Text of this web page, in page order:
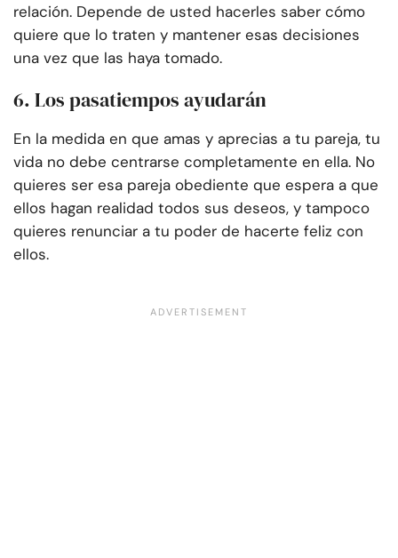
relación. Depende de usted hacerles saber cómo
quiere que lo traten y mantener esas decisiones
una vez que las haya tomado.
6. Los pasatiempos ayudarán
En la medida en que amas y aprecias a tu pareja, tu
vida no debe centrarse completamente en ella. No
quieres ser esa pareja obediente que espera a que
ellos hagan realidad todos sus deseos, y tampoco
quieres renunciar a tu poder de hacerte feliz con
ellos.